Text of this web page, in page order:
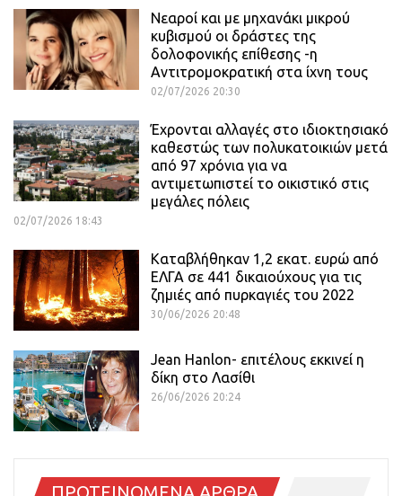
Νεαροί και με μηχανάκι μικρού
κυβισμού οι δράστες της
δολοφονικής επίθεσης -η
Αντιτρομοκρατική στα ίχνη τους
02/07/2026 20:30
Έχρονται αλλαγές στο ιδιοκτησιακό
καθεστώς των πολυκατοικιών μετά
από 97 χρόνια για να
αντιμετωπιστεί το οικιστικό στις
μεγάλες πόλεις
02/07/2026 18:43
Καταβλήθηκαν 1,2 εκατ. ευρώ από
ΕΛΓΑ σε 441 δικαιούχους για τις
ζημιές από πυρκαγιές του 2022
30/06/2026 20:48
Jean Hanlon- επιτέλους εκκινεί η
δίκη στο Λασίθι
26/06/2026 20:24